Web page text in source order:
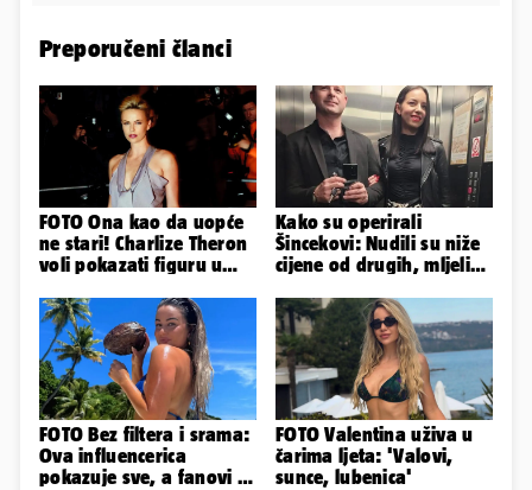
Preporučeni članci
FOTO Ona kao da uopće
ne stari! Charlize Theron
voli pokazati figuru u
Kako su operirali
Šincekovi: Nudili su niže
cijene od drugih, mljeli
FOTO Bez filtera i srama:
Ova influencerica
pokazuje sve, a fanovi je
FOTO Valentina uživa u
čarima ljeta: 'Valovi,
sunce, lubenica'